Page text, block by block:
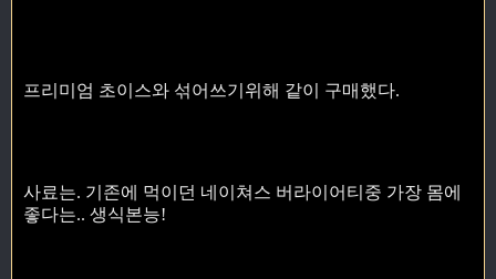
프리미엄 초이스와 섞어쓰기위해 같이 구매했다.
사료는. 기존에 먹이던 네이쳐스 버라이어티중 가장 몸에
좋다는.. 생식본능!